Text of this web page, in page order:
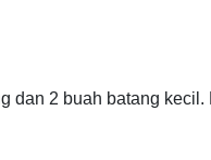
2 buah batang